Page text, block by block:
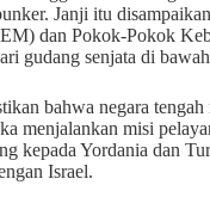
Janji itu
dan Pokok-Pokok
gudang senjata di
bahwa negara
menjalankan misi
kepada Yordania dan
Israel.